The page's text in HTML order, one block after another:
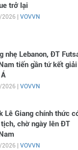
trở lại
| VOVVN
nhẹ Lebanon, ĐT
tiến gần tứ kết giải
| VOVVN
Lê Giang chính thức
chờ ngày lên ĐT
| VOVVN